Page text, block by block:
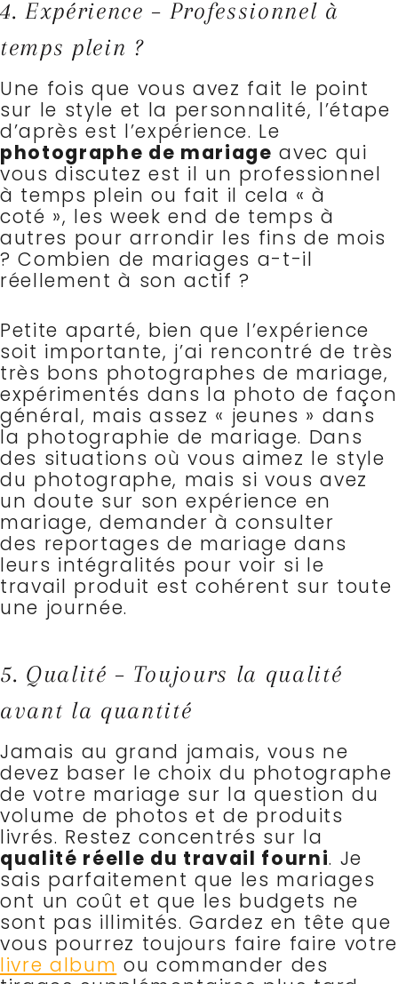
4. Expérience – Professionnel à
temps plein ?
Une fois que vous avez fait le point
sur le style et la personnalité, l’étape
d’après est l’expérience. Le
photographe de mariage avec qui
vous discutez est il un professionnel
à temps plein ou fait il cela « à
coté », les week end de temps à
autres pour arrondir les fins de mois
?Combien de mariages a-t-il
réellement à son actif ?
Petite aparté, bien que l’expérience
soit importante, j’ai rencontré de très
très bons photographes de mariage,
expérimentés dans la photo de façon
général, mais assez « jeunes » dans
la photographie de mariage. Dans
des situations où vous aimez le style
du photographe, mais si vous avez
un doute sur son expérience en
mariage, demander à consulter
des reportages de mariage dans
leurs intégralités pour voir si le
travail produit est cohérent sur toute
une journée.
5. Qualité – Toujours la qualité
avant la quantité
Jamais au grand jamais, vous ne
devez baser le choix du photographe
de votre mariage sur la question du
volume de photos et de produits
livrés. Restez concentrés sur la
qualité réelle du travail fourni. Je
sais parfaitement que les mariages
ont un coût et que les budgets ne
sont pas illimités. Gardez en tête que
vous pourrez toujours faire faire votre
livre album ou commander des